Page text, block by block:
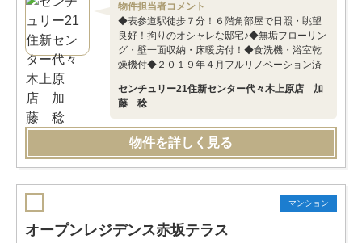
物件担当者コメント
◆表参道駅徒歩７分！６階角部屋で日照・眺望
良好！拘りのオシャレな邸宅♪◆無垢フローリン
グ・壁一面収納・床暖房付！◆食洗機・浴室乾
燥機付◆２０１９年４月フルリノベーション済
センチュリー21住新センター代々木上原店 加
藤 稔
物件を詳しく見る
マンション
オープンレジデンス赤坂テラス